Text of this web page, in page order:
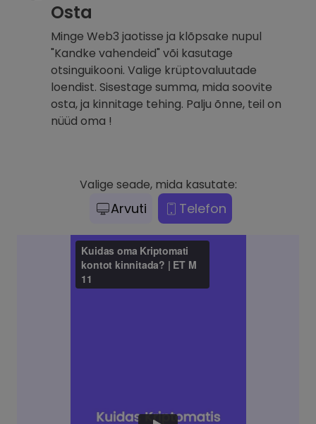
Osta
Minge Web3 jaotisse ja klõpsake nupul
"Kandke vahendeid" või kasutage
otsinguikooni. Valige krüptovaluutade
loendist. Sisestage summa, mida soovite
osta, ja kinnitage tehing. Palju õnne, teil on
nüüd oma !
Valige seade, mida kasutate:
Arvuti Telefon